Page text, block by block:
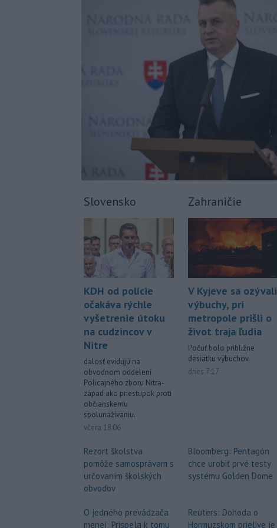
Slovensko
KDH od polície
očakáva rýchle
vyšetrenie útoku
na cudzincov v
Nitre
dalosť evidujú na
obvodnom oddelení
Policajného zboru Nitra-
západ ako priestupok proti
občianskemu
spolunažívaniu.
včera 18:06
Rezort školstva
pomôže samosprávam s
určovaním školských
obvodov
O jedného prevádzača
menej: Prispela k tomu
Zahraničie
V Kyjeve sa ozývali
výbuchy, pri
metropole prišli o
život traja ľudia
Počuť bolo približne
desiatku výbuchov.
dnes 7:17
Bloomberg: Pentagón
chce urobiť prvé testy
systému Golden Dome
Reuters: Dohoda o
Hormuzskom prielive je